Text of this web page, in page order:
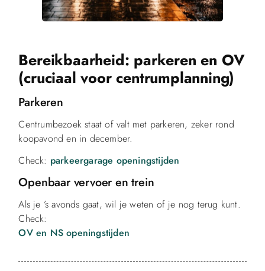
Bereikbaarheid: parkeren en OV
(cruciaal voor centrumplanning)
Parkeren
Centrumbezoek staat of valt met parkeren, zeker rond
koopavond en in december.
Check: parkeergarage openingstijden
Openbaar vervoer en trein
Als je ’s avonds gaat, wil je weten of je nog terug kunt.
Check:
OV en NS openingstijden